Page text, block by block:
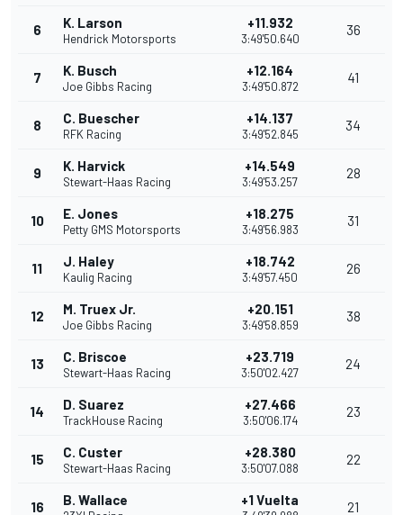
6 K. Larson
Hendrick Motorsports
+11.932
3:49'50.640
36
7 K. Busch
Joe Gibbs Racing
+12.164
3:49'50.872
41
8 C. Buescher
RFK Racing
+14.137
3:49'52.845
34
9 K. Harvick
Stewart-Haas Racing
+14.549
3:49'53.257
28
10 E. Jones
Petty GMS Motorsports
+18.275
3:49'56.983
31
11 J. Haley
Kaulig Racing
+18.742
3:49'57.450
26
12 M. Truex Jr.
Joe Gibbs Racing
+20.151
3:49'58.859
38
13 C. Briscoe
Stewart-Haas Racing
+23.719
3:50'02.427
24
14 D. Suarez
TrackHouse Racing
+27.466
3:50'06.174
23
15 C. Custer
Stewart-Haas Racing
+28.380
3:50'07.088
22
16 B. Wallace +1 Vuelta 21